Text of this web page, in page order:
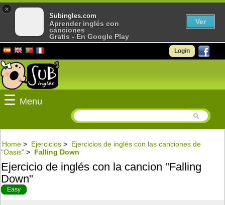
Login
☰ Menu
Home > Ejercicios > Ejercicios de inglés con las canciones de
"Oasis" > Falling Down
Ejercicio de inglés con la cancion "Falling
Down"
Easy
×
Subingles.com
Aprender inglés con
canciones
Gratis - En Google Play
Ver